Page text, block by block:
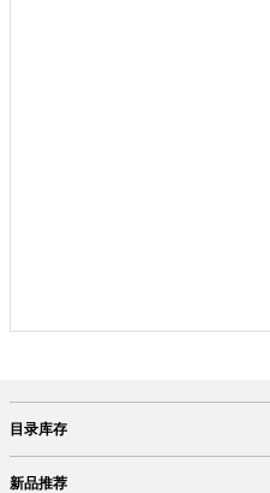
目录库存
新品推荐